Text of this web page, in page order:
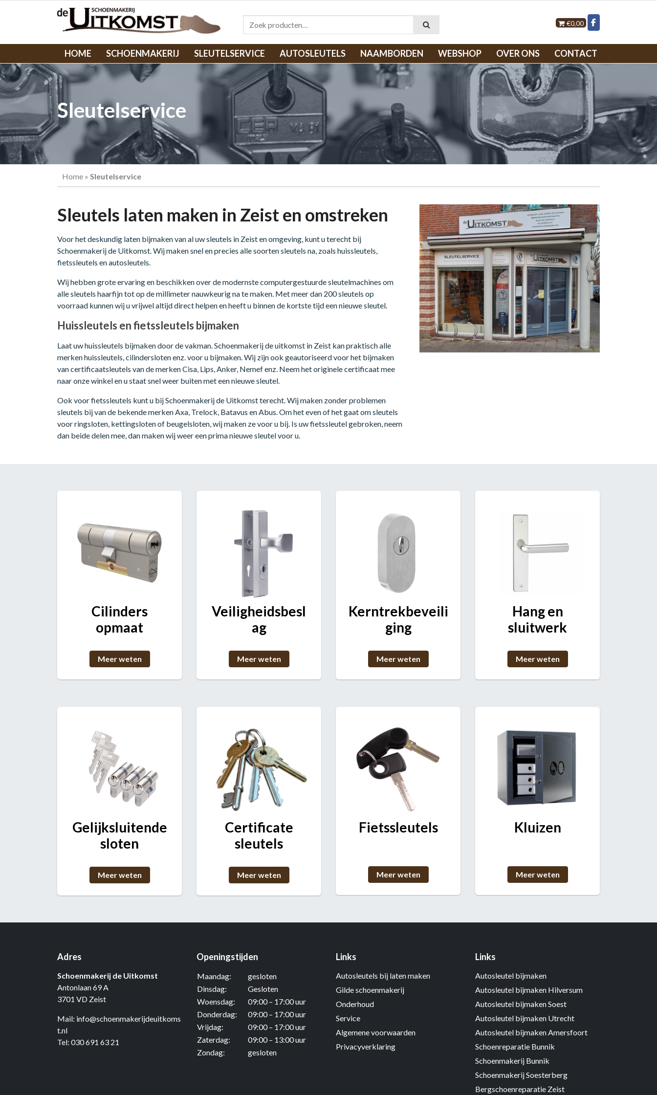
€0,00
Zoeken naar:
HOME SCHOENMAKERIJ SLEUTELSERVICE AUTOSLEUTELS NAAMBORDEN WEBSHOP OVER ONS CONTACT
Sleutelservice
Home » Sleutelservice
Sleutels laten maken in Zeist en omstreken
Voor het deskundig laten bijmaken van al uw sleutels in Zeist en omgeving, kunt u terecht bij
Schoenmakerij de Uitkomst. Wij maken snel en precies alle soorten sleutels na, zoals huissleutels,
fietssleutels en autosleutels.
Wij hebben grote ervaring en beschikken over de modernste computergestuurde sleutelmachines om
alle sleutels haarfijn tot op de millimeter nauwkeurig na te maken. Met meer dan 200 sleutels op
voorraad kunnen wij u vrijwel altijd direct helpen en heeft u binnen de kortste tijd een nieuwe sleutel.
Huissleutels en fietssleutels bijmaken
Laat uw huissleutels bijmaken door de vakman. Schoenmakerij de uitkomst in Zeist kan praktisch alle
merken huissleutels, cilindersloten enz. voor u bijmaken. Wij zijn ook geautoriseerd voor het bijmaken
van certificaatsleutels van de merken Cisa, Lips, Anker, Nemef enz. Neem het originele certificaat mee
naar onze winkel en u staat snel weer buiten met een nieuwe sleutel.
Ook voor fietssleutels kunt u bij Schoenmakerij de Uitkomst terecht. Wij maken zonder problemen
sleutels bij van de bekende merken Axa, Trelock, Batavus en Abus. Om het even of het gaat om sleutels
voor ringsloten, kettingsloten of beugelsloten, wij maken ze voor u bij. Is uw fietssleutel gebroken, neem
dan beide delen mee, dan maken wij weer een prima nieuwe sleutel voor u.
Cilinders
opmaat
Meer weten
Veiligheidsbesl
ag
Meer weten
Kerntrekbeveili
ging
Meer weten
Hang en
sluitwerk
Meer weten
Gelijksluitende
sloten
Meer weten
Certificate
sleutels
Meer weten
Fietssleutels
Meer weten
Kluizen
Meer weten
Adres
Schoenmakerij de Uitkomst
Antonlaan 69 A
3701 VD Zeist
Mail: info@schoenmakerijdeuitkoms
t.nl
Tel: 030 691 63 21
Openingstijden
Maandag:
gesloten
Dinsdag:
Gesloten
Woensdag:
09:00 – 17:00 uur
Donderdag:
09:00 – 17:00 uur
Vrijdag:
09:00 – 17:00 uur
Zaterdag:
09:00 – 13:00 uur
Zondag:
gesloten
Links
Autosleutels bij laten maken
Gilde schoenmakerij
Onderhoud
Service
Algemene voorwaarden
Privacyverklaring
Links
Autosleutel bijmaken
Autosleutel bijmaken Hilversum
Autosleutel bijmaken Soest
Autosleutel bijmaken Utrecht
Autosleutel bijmaken Amersfoort
Schoenreparatie Bunnik
Schoenmakerij Bunnik
Schoenmakerij Soesterberg
Bergschoenreparatie Zeist